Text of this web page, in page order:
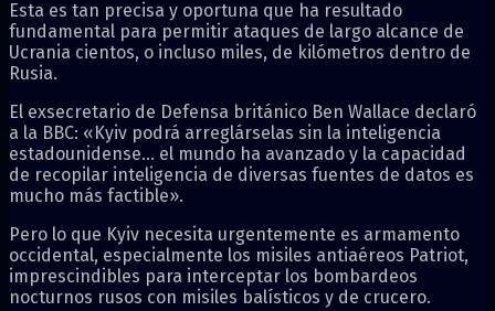
Esta es tan precisa y oportuna que ha resultado
fundamental para permitir ataques de largo alcance de
Ucrania cientos, o incluso miles, de kilómetros dentro de
Rusia.
El exsecretario de Defensa británico Ben Wallace declaró
a la BBC: «Kyiv podrá arreglárselas sin la inteligencia
estadounidense… el mundo ha avanzado y la capacidad
de recopilar inteligencia de diversas fuentes de datos es
mucho más factible».
Pero lo que Kyiv necesita urgentemente es armamento
occidental, especialmente los misiles antiaéreos Patriot,
imprescindibles para interceptar los bombardeos
nocturnos rusos con misiles balísticos y de crucero.